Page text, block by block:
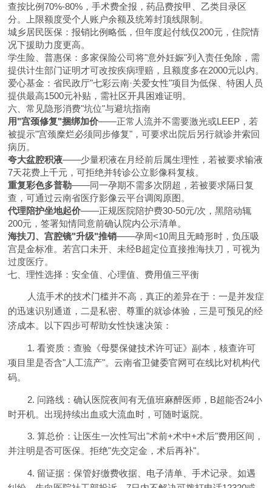
查按比例70%-80%，手术费全报，药品费按甲、乙类目录区
分。上限额度受个人账户余额及统筹封顶线限制。
城乡居民医保：报销比例略低，但年度起付线仅200元，住院情
况下援助力度更高。
学生险、普惠保：多家保险公司将"意外妊娠"列入责任免除，需
提供计生部门证明才可改按疾病理赔，且额度多在2000元以内。
爱心基金：省民政厅"七彩云南·关爱女性"项目为低保、特困人员
提供最高1500元补贴，需社区开具困难证明。
六、常见隐形消费"坑位"与避坑指南
用"宫颈修复"捆绑加价——正常人流并不需要激光或LEEP，若
被提示"宫颈糜烂必须同步修复"，可要求出院后另行就诊并索回
病历。
夸大盆腔积液——少量积液在月经前后属生理性，若被要求输液
7天花费上千元，可拒绝并转诊公立影像科复核。
重复彩色多普勒——同一孕期不需多次阴超，若被要求隔日复
查，可通过云南省医疗影像云平台调阅原图。
代理陪护坐地起价——正规医院陪护费30-50元/次，黑陪动辄
200元，签署知情同意前确认院内公示清单。
海扶刀、宫腔镜"升级"推销——孕周<10周且无畸形时，负压吸
宫是金标准。若宫口未开、未经B超定位直接推海扶刀，可视为
过度医疗。
七、理性选择：安全值、心理值、费用值三平衡
人流手术的技术门槛并不高，真正的差异在于：一是并发症
的迅速识别通道，二是私密、尊重的就诊体验，三是可预见的经
济成本。以下四步可帮助女性快速决策：
1. 看资质：查验《母婴保健技术许可证》副本，核查许可
项目里是否含"人工流产"。云南省卫健委官网可在线比对机构代
码。
2. 问路线：确认医院夜间有无值班麻醉医师，B超能否24小
时开机。出现持续出血或大流血时，可随时返院。
3. 算总价：让医生一次性写出"术前+术中+术后"费用区间，
并注明是否可医保。拒绝"先交定金，术后再补"。
4. 留证据：保管好缴费收据、电子清单、手术记录。如遇